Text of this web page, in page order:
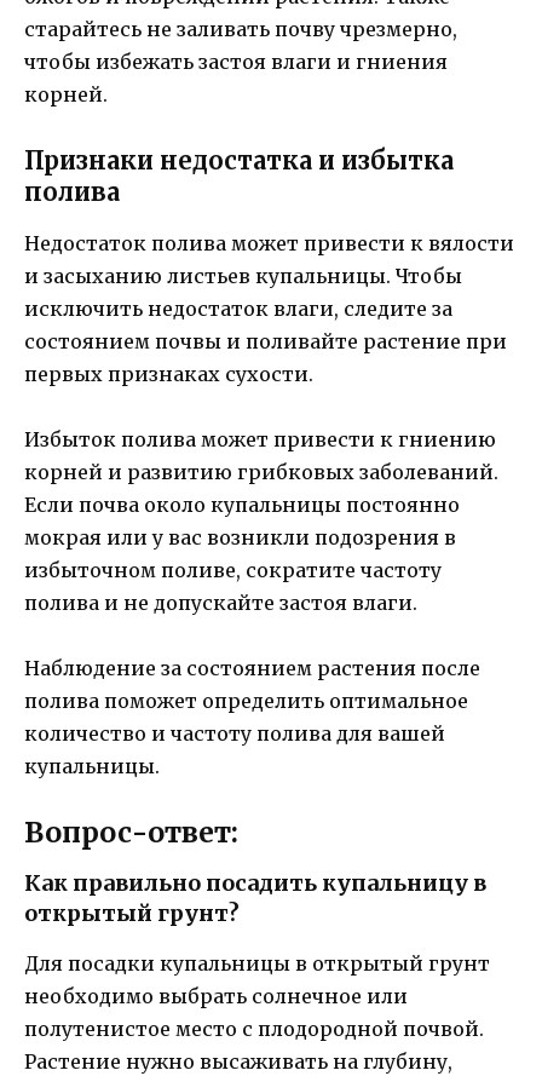
старайтесь не заливать почву чрезмерно,
чтобы избежать застоя влаги и гниения
корней.
Признаки недостатка и избытка
полива
Недостаток полива может привести к вялости
и засыханию листьев купальницы. Чтобы
исключить недостаток влаги, следите за
состоянием почвы и поливайте растение при
первых признаках сухости.
Избыток полива может привести к гниению
корней и развитию грибковых заболеваний.
Если почва около купальницы постоянно
мокрая или у вас возникли подозрения в
избыточном поливе, сократите частоту
полива и не допускайте застоя влаги.
Наблюдение за состоянием растения после
полива поможет определить оптимальное
количество и частоту полива для вашей
купальницы.
Вопрос-ответ:
Как правильно посадить купальницу в
открытый грунт?
Для посадки купальницы в открытый грунт
необходимо выбрать солнечное или
полутенистое место с плодородной почвой.
Растение нужно высаживать на глубину,